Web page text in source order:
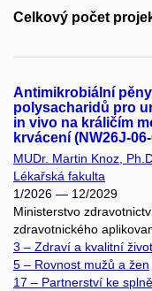
Celkový počet
Antimikrobiální
polysacharidů pro
in vivo na králičím
krvácení (NW26J-
MUDr. Martin Knoz,
Lékařská fakulta
1/2026 — 12/2029
Ministerstvo
zdravotnického
3 – Zdraví a kvalitní život
5 – Rovnost mužů a žen
17 – Partnerství ke